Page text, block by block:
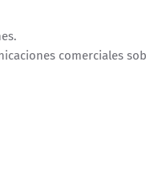
comerciales